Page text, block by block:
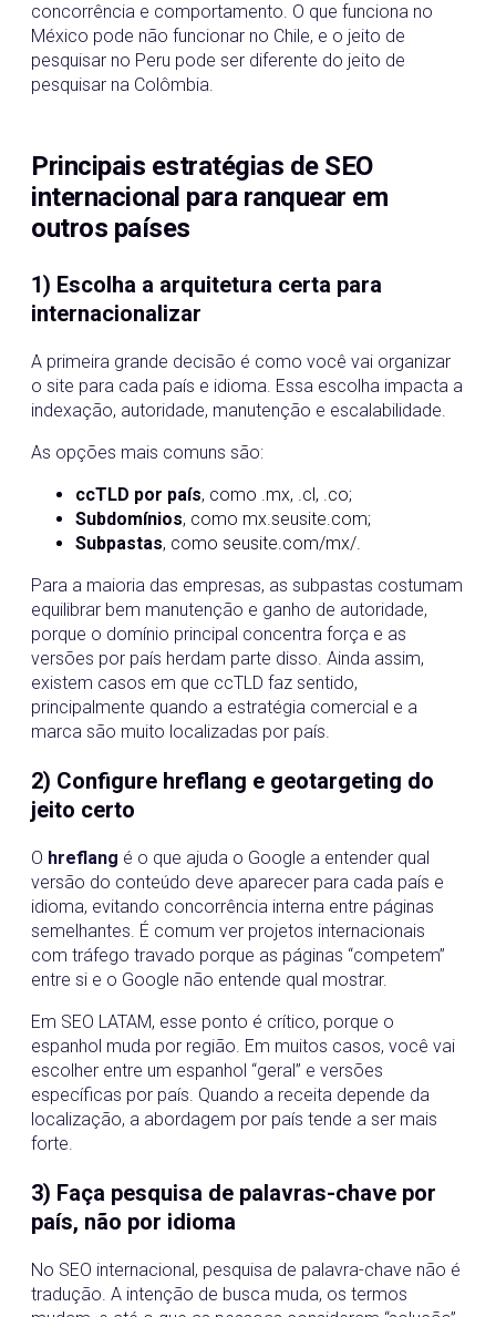
concorrência e comportamento. O que funciona no
México pode não funcionar no Chile, e o jeito de
pesquisar no Peru pode ser diferente do jeito de
pesquisar na Colômbia.
Principais estratégias de SEO
internacional para ranquear em
outros países
1) Escolha a arquitetura certa para
internacionalizar
A primeira grande decisão é como você vai organizar
o site para cada país e idioma. Essa escolha impacta a
indexação, autoridade, manutenção e escalabilidade.
As opções mais comuns são:
ccTLD por país, como .mx, .cl, .co;
Subdomínios, como mx.seusite.com;
Subpastas, como seusite.com/mx/.
Para a maioria das empresas, as subpastas costumam
equilibrar bem manutenção e ganho de autoridade,
porque o domínio principal concentra força e as
versões por país herdam parte disso. Ainda assim,
existem casos em que ccTLD faz sentido,
principalmente quando a estratégia comercial e a
marca são muito localizadas por país.
2) Configure hreflang e geotargeting do
jeito certo
O hreflang é o que ajuda o Google a entender qual
versão do conteúdo deve aparecer para cada país e
idioma, evitando concorrência interna entre páginas
semelhantes. É comum ver projetos internacionais
com tráfego travado porque as páginas “competem”
entre si e o Google não entende qual mostrar.
Em SEO LATAM, esse ponto é crítico, porque o
espanhol muda por região. Em muitos casos, você vai
escolher entre um espanhol “geral” e versões
específicas por país. Quando a receita depende da
localização, a abordagem por país tende a ser mais
forte.
3) Faça pesquisa de palavras-chave por
país, não por idioma
No SEO internacional, pesquisa de palavra-chave não é
tradução. A intenção de busca muda, os termos